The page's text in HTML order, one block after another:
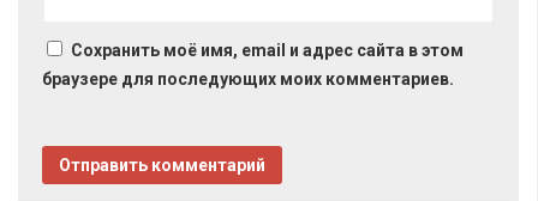
Сохранить моё имя, email и адрес сайта в этом
браузере для последующих моих комментариев.